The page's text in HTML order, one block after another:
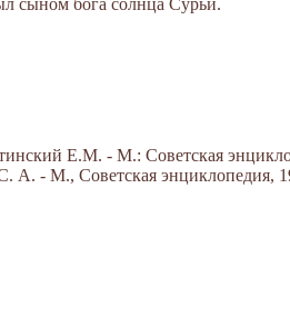
сыном бога солнца Сурьи.
Е.М. - М.: Советская
- М., Советская энциклопедия,